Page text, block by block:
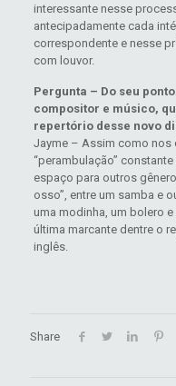
interessante nesse
antecipadamente cada
correspondente e nesse
com louvor.
Pergunta – Do seu
compositor e músico,
repertório desse novo
Jayme – Assim como nos
“perambulação”
espaço para outros
osso”, entre um samba e
uma modinha, um bolero
última marcante dentre o
inglês.
Share